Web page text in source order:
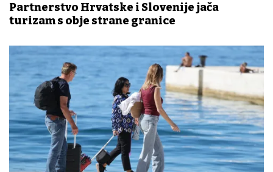
Partnerstvo Hrvatske i Slovenije jača
turizam s obje strane granice